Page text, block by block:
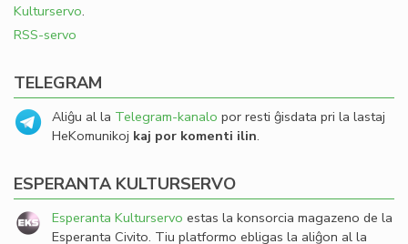
Kulturservo.
RSS-servo
TELEGRAM
Aliĝu al la Telegram-kanalo por resti ĝisdata pri la lastaj
HeKomunikoj kaj por komenti ilin.
ESPERANTA KULTURSERVO
Esperanta Kulturservo estas la konsorcia magazeno de la
Esperanta Civito. Tiu platformo ebligas la aliĝon al la